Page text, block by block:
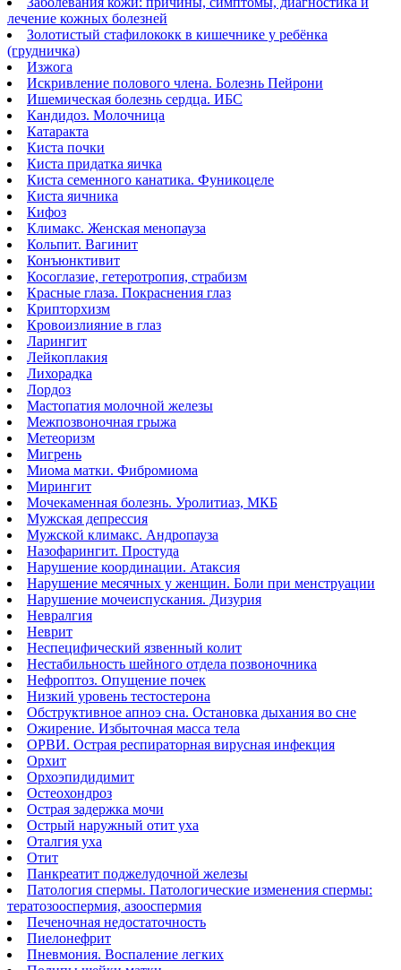
лечение кожных болезней
Золотистый стафилококк в кишечнике у ребёнка
(грудничка)
Изжога
Искривление полового члена. Болезнь Пейрони
Ишемическая болезнь сердца. ИБС
Кандидоз. Молочница
Катаракта
Киста почки
Киста придатка яичка
Киста семенного канатика. Фуникоцеле
Киста яичника
Кифоз
Климакс. Женская менопауза
Кольпит. Вагинит
Конъюнктивит
Косоглазие, гетеротропия, страбизм
Красные глаза. Покраснения глаз
Крипторхизм
Кровоизлияние в глаз
Ларингит
Лейкоплакия
Лихорадка
Лордоз
Мастопатия молочной железы
Межпозвоночная грыжа
Метеоризм
Мигрень
Миома матки. Фибромиома
Мирингит
Мочекаменная болезнь. Уролитиаз, МКБ
Мужская депрессия
Мужской климакс. Андропауза
Назофарингит. Простуда
Нарушение координации. Атаксия
Нарушение месячных у женщин. Боли при менструации
Нарушение мочеиспускания. Дизурия
Невралгия
Неврит
Неспецифический язвенный колит
Нестабильность шейного отдела позвоночника
Нефроптоз. Опущение почек
Низкий уровень тестостерона
Обструктивное апноэ сна. Остановка дыхания во сне
Ожирение. Избыточная масса тела
ОРВИ. Острая респираторная вирусная инфекция
Орхит
Орхоэпидидимит
Остеохондроз
Острая задержка мочи
Острый наружный отит уха
Оталгия уха
Отит
Панкреатит поджелудочной железы
Патология спермы. Патологические изменения спермы:
тератозооспермия, азооспермия
Печеночная недостаточность
Пиелонефрит
Пневмония. Воспаление легких